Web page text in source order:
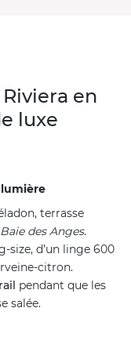
en
luxe
terrasse
Baie des Anges.
size, d’un linge 600
citron.
pendant que les
salée.